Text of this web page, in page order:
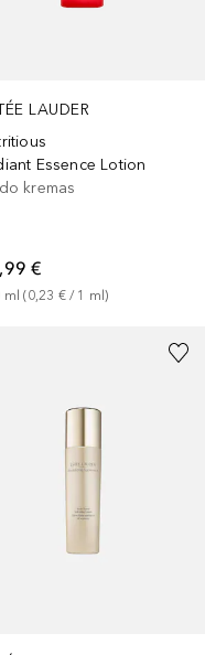
LAUDER
Essence Lotion
kremas
€
ml (0,23 € / 1 ml)